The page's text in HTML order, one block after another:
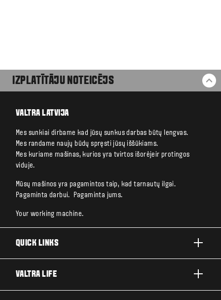
IZPLATĪTĀJU NOTEICĒJS
VALTRA LATVIJA
Mes sunkiai dirbame kad jūsų sunkus darbas būtų lengvas.
Mes randame naujų būdų spręsti jūsų iššūkiams.
Mes kuriame mašinas, kurios yra tvirtos išorėjeir protingos
viduje.
Mūsų mašinos yra pagamintos taip, kad tarnautų ilgai.
Pagaminta darbui. Pagaminta jums.
Your working machine.
QUICK LINKS
VALTRA LIFE